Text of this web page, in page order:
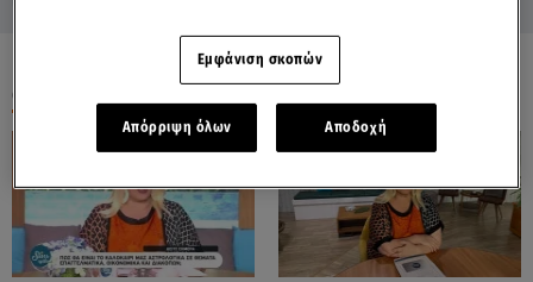
ΟΛΑ ΤΑ ΒΙΝΤΕΟ
Εμφάνιση σκοπών
Απόρριψη όλων Αποδοχή